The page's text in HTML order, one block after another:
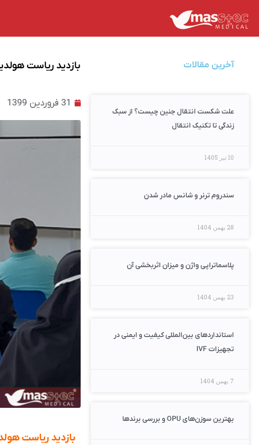
خانه/ اخبار/ بازدید ریاست هولدینگ از خط تولید شیلد محافظ صورت
آخرین مقالات
علت شکست انتقال جنین چیست؟ از سبک
زندگی تا تکنیک انتقال
10 تیر 1405
سندروم ترنر و شانس مادر شدن
28 بهمن 1404
پلاسما‌تراپی واژن و میزان اثربخشی آن
23 بهمن 1404
استانداردهای بین‌المللی کیفیت و ایمنی در
تجهیزات IVF
7 بهمن 1404
بهترین سوزن‌های OPU و بررسی برندها
بازدید ریاست
31 فروردین 1399
بازدید ریاست